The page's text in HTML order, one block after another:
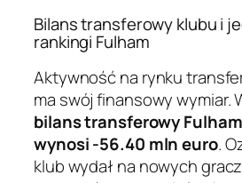
Bilans transferowy klubu i
rankingi Fulham
Aktywność na rynku
ma swój finansowy wymiar.
bilans transferowy
wynosi -56.40 mln euro.
klub wydał na nowych